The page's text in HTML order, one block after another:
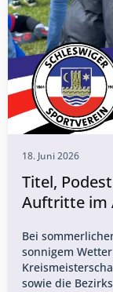
18. Juni 2026
Titel,
Auftritte im
Bei
sonnigem
sowie die